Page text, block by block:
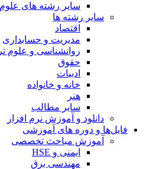
سایر رشته های علوم پایه
سایر رشته ها
اقتصاد
مدیریت و حسابداری
روانشناسی و علوم تربیتی
حقوق
ادبیات
خانه و خانواده
هنر
سایر مطالب
دانلود و آموزش نرم افزار
فایل‌ها و دوره های آموزشی
آموزش مباحث تخصصی
ایمنی و HSE
مهندسی برق